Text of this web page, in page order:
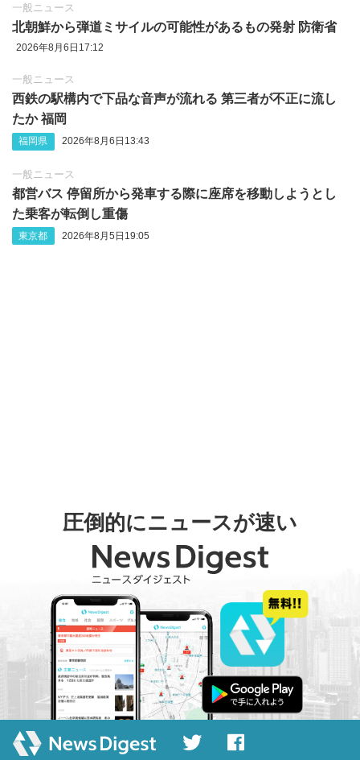
一般ニュース
北朝鮮から弾道ミサイルの可能性があるもの発射 防衛省
2026年8月6日17:12
一般ニュース
西鉄の駅構内で下品な音声が流れる 第三者が不正に流し
たか 福岡
福岡県 2026年8月6日13:43
一般ニュース
都営バス 停留所から発車する際に座席を移動しようとし
た乗客が転倒し重傷
東京都 2026年8月5日19:05
圧倒的にニュースが速い